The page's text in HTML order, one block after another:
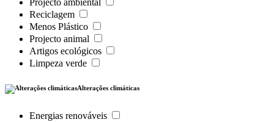
Projecto ambiental
Reciclagem
Menos Plástico
Projecto animal
Artigos ecológicos
Limpeza verde
Alterações climáticas
Energias renováveis